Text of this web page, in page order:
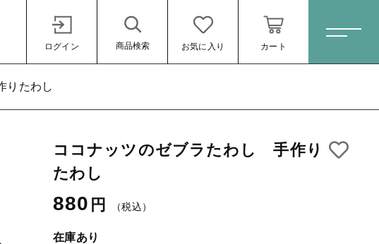
ログイン
商品検索 お気に入り カート
りたわし
ココナッツのゼブラたわし 手作り
たわし
880 円 （税込）
在庫あり
すべての商品